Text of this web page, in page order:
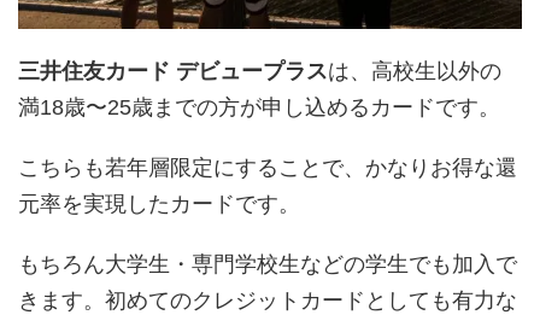
三井住友カード デビュープラスは、高校生以外の
満18歳〜25歳までの方が申し込めるカードです。
こちらも若年層限定にすることで、かなりお得な還
元率を実現したカードです。
もちろん大学生・専門学校生などの学生でも加入で
きます。初めてのクレジットカードとしても有力な